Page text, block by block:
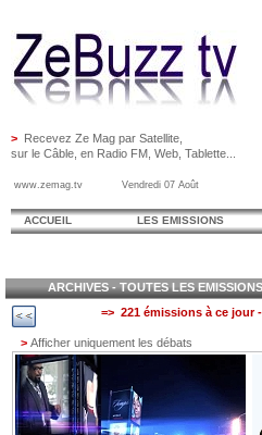
> Recevez Ze Mag par Satellite,
sur le Câble, en Radio FM, Web, Tablette...
www.zemag.tv Vendredi 07 Août
ACCUEIL LES EMISSIONS
ARCHIVES - TOUTES LES EMISSIONS
=> 221 émissions à ce jour
> Afficher uniquement les débats